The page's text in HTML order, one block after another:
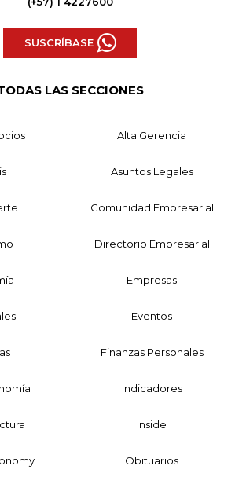
SUSCRÍBASE
LAS SECCIONES
Alta Gerencia
Asuntos Legales
Comunidad Empresarial
Directorio Empresarial
Empresas
Eventos
Finanzas Personales
Indicadores
Inside
Obituarios